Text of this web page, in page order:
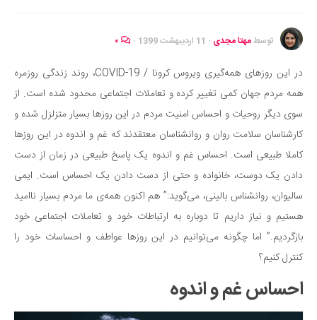
موفقیت و مهارت‌های فردی
تغذیه سالم
بهداشت
بیماری و درمان
کودک و مادر
ورزش و تندرستی
روانشناسی
مراکز پزشکی و دارویی
فرهنگ و هنر
سینما و تئاتر
تلویزیون
توسطمهتا مجدی · 11 اردیبهشت 1399 ·
در این روزهای همه‌گیری ویروس کرونا / COVID-19، روند زندگی روزمره
همه مردم جهان کمی تغییر کرده و تعاملات اجتماعی محدود شده است. از
سوی دیگر روحیات و احساس امنیت مردم در این روزها بسیار متزلزل شده و
کارشناسان سلامت روان و روانشناسان معتقدند که غم و اندوه در این روزها
کاملا طبیعی است. احساس غم و اندوه یک پاسخ طبیعی در زمان از دست
دادن یک دوست، خانواده و حتی از دست دادن یک احساس است. ایمی
سالیوان، روانشناس بالینی، می‌گوید:” هم اکنون همه‌ی ما مردم بسیار ناامید
هستیم و نیاز داریم تا دوباره به ارتباطات خود و تعاملات اجتماعی خود
بازگردیم.” اما چگونه می‌توانیم در این روزها عواطف و احساسات خود را
کنترل کنیم؟
احساس غم و اندوه